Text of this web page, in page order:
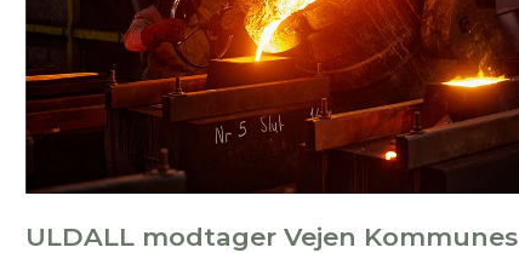
ULDALL modtager Vejen Kommunes